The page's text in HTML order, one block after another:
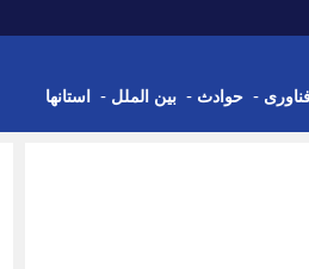
- حوادث - بین الملل - استانها